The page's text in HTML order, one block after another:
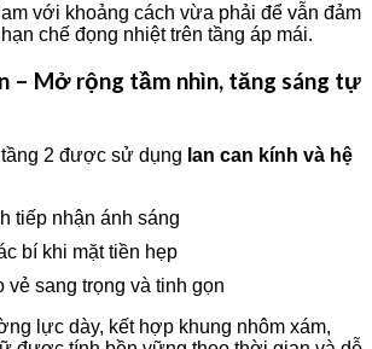
với khoảng cách vừa phải để vẫn đảm
chế đọng nhiệt trên tầng áp mái.
– Mở rộng tầm nhìn, tăng sáng tự
2 được sử dụng lan can kính và hệ
tiếp nhận ánh sáng
bí khi mặt tiền hẹp
vẻ sang trọng và tinh gọn
lực dày, kết hợp khung nhôm xám,